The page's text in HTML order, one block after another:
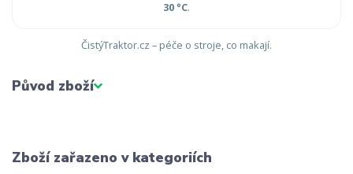
30 °C.
ČistýTraktor.cz – péče o stroje, co makají.
Původ zboží
Zboží zařazeno v kategoriích